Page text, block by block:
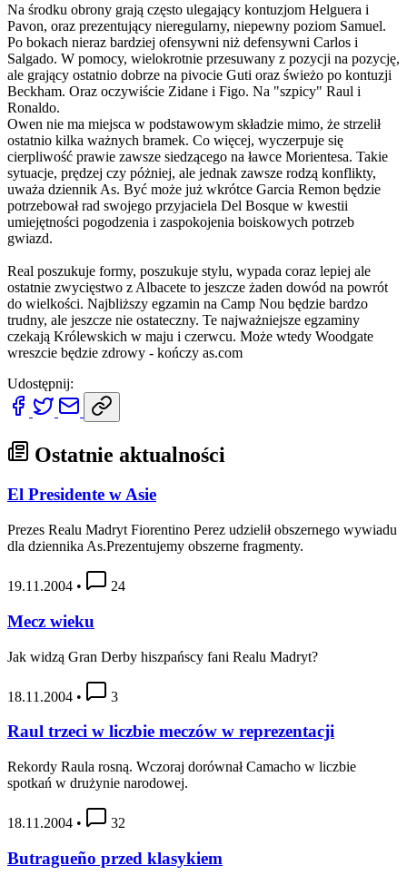
Na środku obrony grają często ulegający kontuzjom Helguera i
Pavon, oraz prezentujący nieregularny, niepewny poziom Samuel.
Po bokach nieraz bardziej ofensywni niż defensywni Carlos i
Salgado. W pomocy, wielokrotnie przesuwany z pozycji na pozycję,
ale grający ostatnio dobrze na pivocie Guti oraz świeżo po kontuzji
Beckham. Oraz oczywiście Zidane i Figo. Na "szpicy" Raul i
Ronaldo.
Owen nie ma miejsca w podstawowym składzie mimo, że strzelił
ostatnio kilka ważnych bramek. Co więcej, wyczerpuje się
cierpliwość prawie zawsze siedzącego na ławce Morientesa. Takie
sytuacje, prędzej czy póżniej, ale jednak zawsze rodzą konflikty,
uważa dziennik As. Być może już wkrótce Garcia Remon będzie
potrzebował rad swojego przyjaciela Del Bosque w kwestii
umiejętności pogodzenia i zaspokojenia boiskowych potrzeb
gwiazd.
Real poszukuje formy, poszukuje stylu, wypada coraz lepiej ale
ostatnie zwycięstwo z Albacete to jeszcze żaden dowód na powrót
do wielkości. Najbliższy egzamin na Camp Nou będzie bardzo
trudny, ale jeszcze nie ostateczny. Te najważniejsze egzaminy
czekają Królewskich w maju i czerwcu. Może wtedy Woodgate
wreszcie będzie zdrowy - kończy as.com
Udostępnij:
Ostatnie aktualności
El Presidente w Asie
Prezes Realu Madryt Fiorentino Perez udzielił obszernego wywiadu
dla dziennika As.Prezentujemy obszerne fragmenty.
19.11.2004 • 24
Mecz wieku
Jak widzą Gran Derby hiszpańscy fani Realu Madryt?
18.11.2004 • 3
Raul trzeci w liczbie meczów w reprezentacji
Rekordy Raula rosną. Wczoraj dorównał Camacho w liczbie
spotkań w drużynie narodowej.
18.11.2004 • 32
Butragueño przed klasykiem